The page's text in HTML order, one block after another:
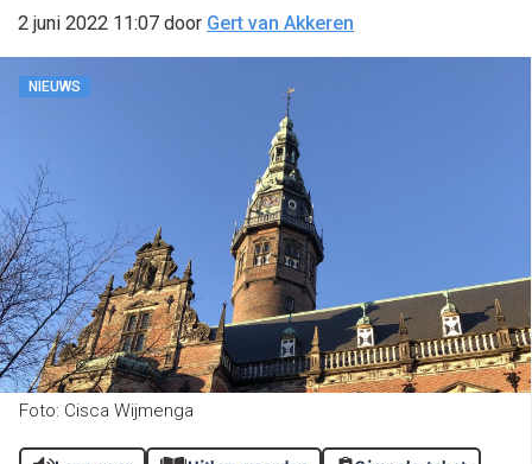
2 juni 2022 11:07 door Gert van Akkeren
NIEUWS
Foto: Cisca Wijmenga